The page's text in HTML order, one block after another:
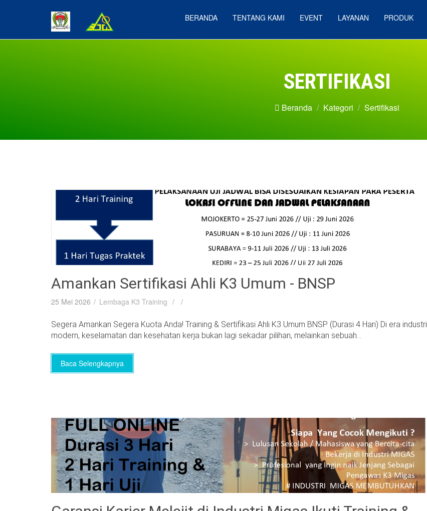
BERANDA TENTANG KAMI EVENT LAYANAN PRODUK
SERTIFIKASI
Beranda Kategori Sertifikasi
Amankan Sertifikasi Ahli K3 Umum - BNSP
25 Mei 2026 Lembaga K3 Training
Segera Amankan Segera Kuota Anda! Training & Sertifikasi Ahli K3 Umum BNSP (Durasi 4 Hari) Di era industri
modern, keselamatan dan kesehatan kerja bukan lagi sekadar pilihan, melainkan sebuah...
Baca Selengkapnya